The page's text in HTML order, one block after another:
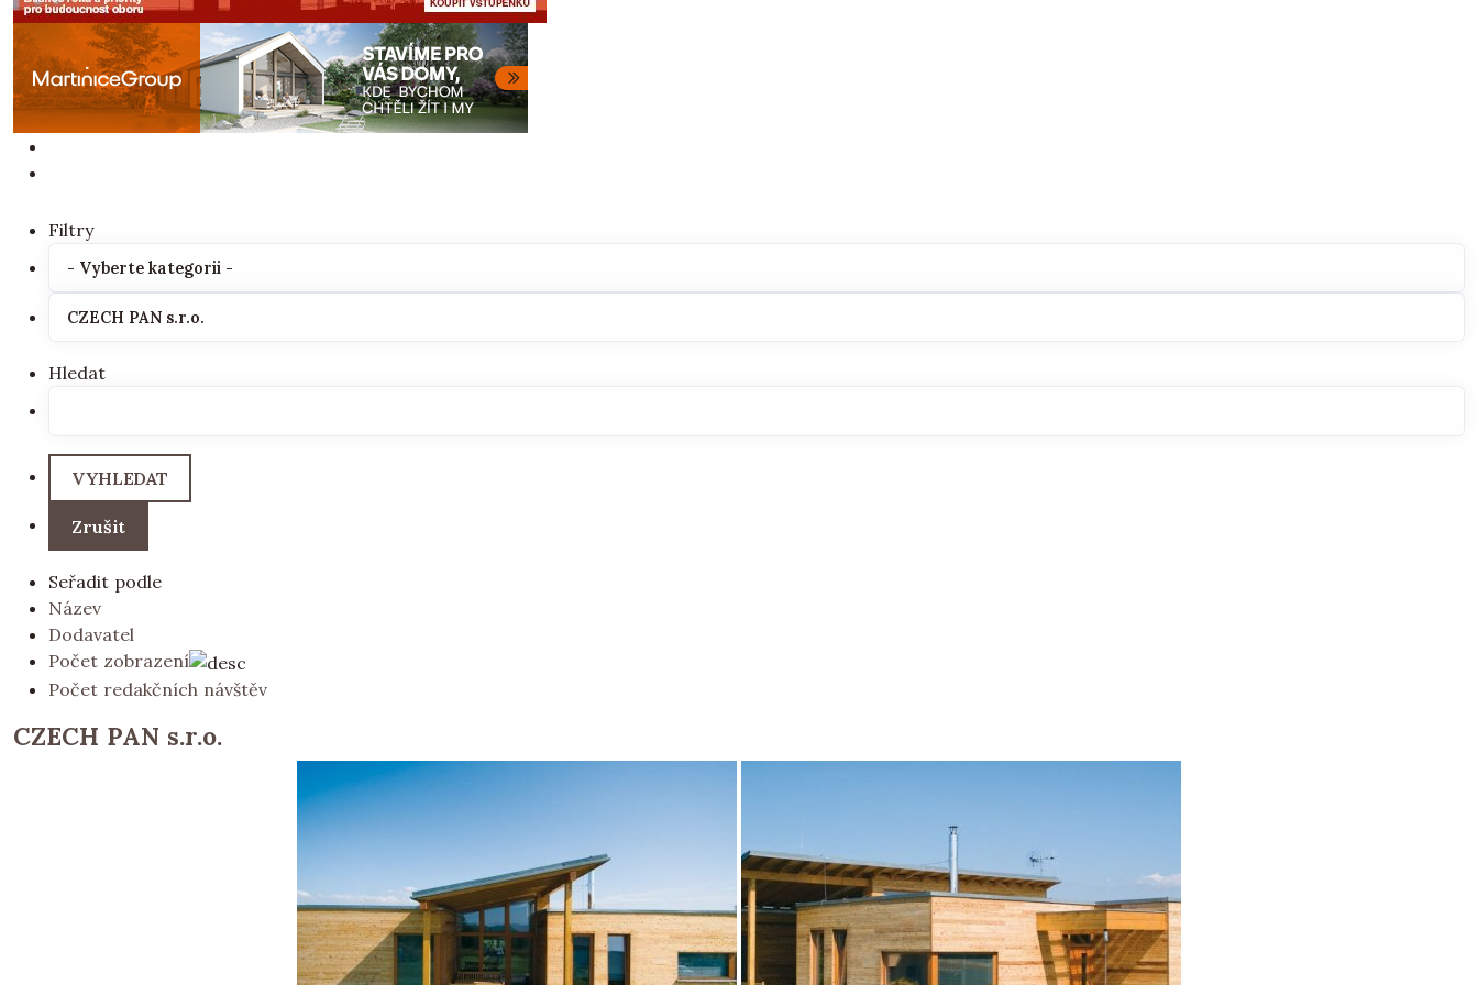
Filtry
Hledat
Seřadit podle
Název
Dodavatel
Počet zobrazení
Počet redakčních návštěv
CZECH PAN s.r.o.